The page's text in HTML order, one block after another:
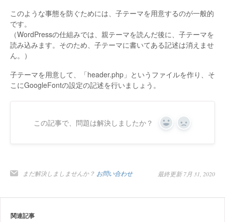
このような事態を防ぐためには、子テーマを用意するのが一般的
です。
（WordPressの仕組みでは、親テーマを読んだ後に、子テーマを
読み込みます。そのため、子テーマに書いてある記述は消えませ
ん。）
子テーマを用意して、「header.php」というファイルを作り、そ
こにGoogleFontの設定の記述を行いましょう。
この記事で、問題は解決しましたか？ Yes No
まだ解決しましませんか？ お問い合わせ 最終更新 7月 31, 2020
関連記事